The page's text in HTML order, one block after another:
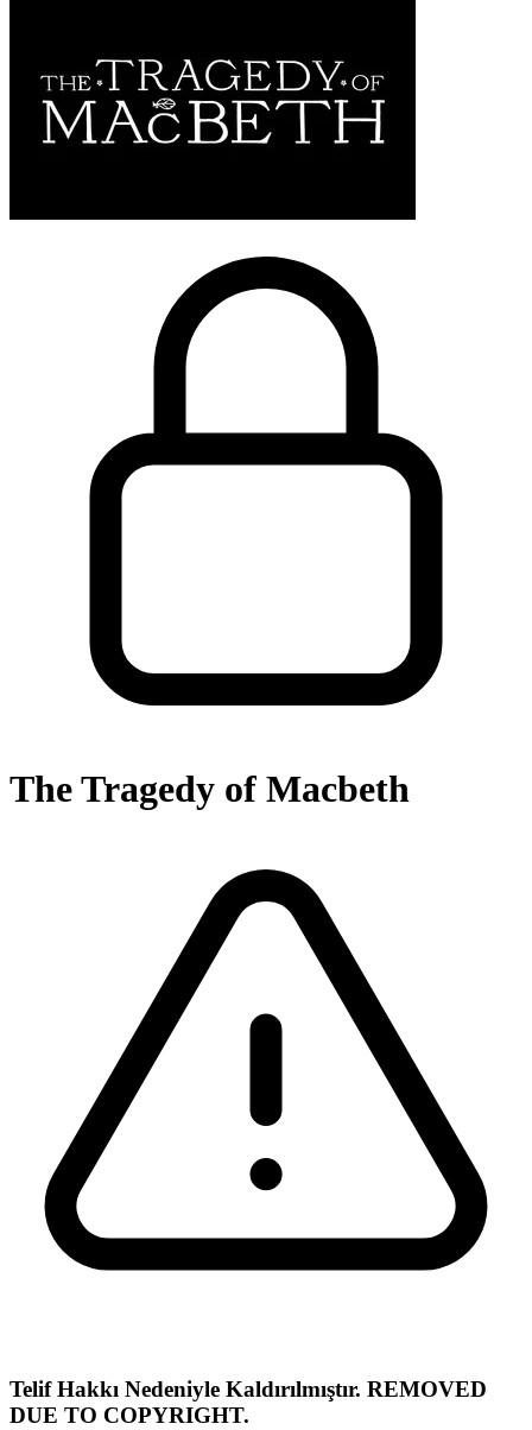
The Tragedy of Macbeth
Telif Hakkı Nedeniyle Kaldırılmıştır. REMOVED
DUE TO COPYRIGHT.